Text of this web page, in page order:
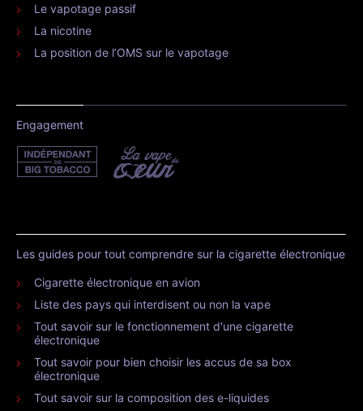
Le vapotage passif
La nicotine
La position de l’OMS sur le vapotage
Engagement
Les guides pour tout comprendre sur la cigarette électronique
Cigarette électronique en avion
Liste des pays qui interdisent ou non la vape
Tout savoir sur le fonctionnement d'une cigarette
électronique
Tout savoir pour bien choisir les accus de sa box
électronique
Tout savoir sur la composition des e-liquides